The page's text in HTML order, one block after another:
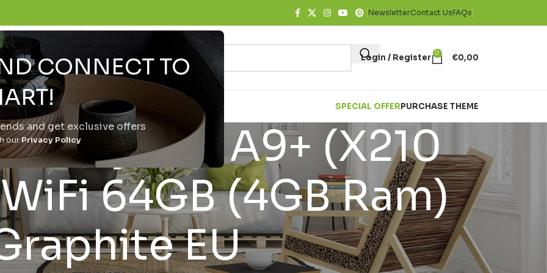
CONNECT TO
and get exclusive offers
ourPrivacy Policy
NewsletterContact UsFAQs
Login / Register 0 €0,00
SPECIAL OFFERPURCHASE THEME
Tab A9+ (X210
64GB (4GB Ram)
EU